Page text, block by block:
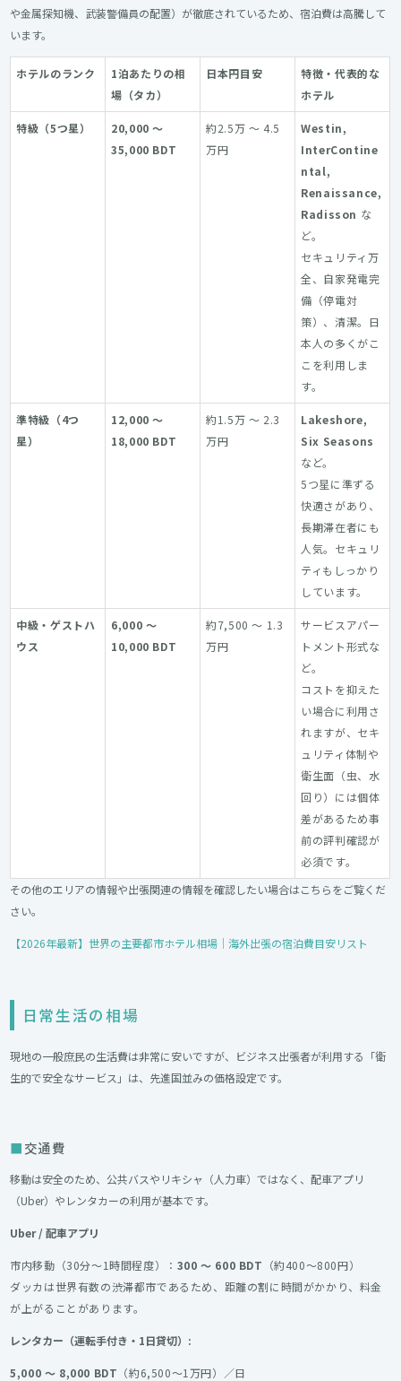
や金属探知機、武装警備員の配置）が徹底されているため、宿泊費は高騰して
います。
ホテルのランク
1泊あたりの相
場（タカ）
日本円目安
特徴・代表的な
ホテル
特級（5つ星）
20,000 〜
35,000 BDT
約2.5万 〜 4.5
万円
Westin,
InterContine
ntal,
Renaissance,
Radisson な
ど。
セキュリティ万
全、自家発電完
備（停電対
策）、清潔。日
本人の多くがこ
こを利用しま
す。
準特級（4つ
星）
12,000 〜
18,000 BDT
約1.5万 〜 2.3
万円
Lakeshore,
Six Seasons
など。
5つ星に準ずる
快適さがあり、
長期滞在者にも
人気。セキュリ
ティもしっかり
しています。
中級・ゲストハ
ウス
6,000 〜
10,000 BDT
約7,500 〜 1.3
万円
サービスアパー
トメント形式な
ど。
コストを抑えた
い場合に利用さ
れますが、セキ
ュリティ体制や
衛生面（虫、水
回り）には個体
差があるため事
前の評判確認が
必須です。
その他のエリアの情報や出張関連の情報を確認したい場合はこちらをご覧くだ
さい。
【2026年最新】世界の主要都市ホテル相場｜海外出張の宿泊費目安リスト
日常生活の相場
現地の一般庶民の生活費は非常に安いですが、ビジネス出張者が利用する「衛
生的で安全なサービス」は、先進国並みの価格設定です。
交通費
移動は安全のため、公共バスやリキシャ（人力車）ではなく、配車アプリ
（Uber）やレンタカーの利用が基本です。
Uber / 配車アプリ
市内移動（30分〜1時間程度）： 300 〜 600 BDT （約400〜800円）
ダッカは世界有数の渋滞都市であるため、距離の割に時間がかかり、料金
が上がることがあります。
レンタカー（運転手付き・1日貸切）:
5,000 〜 8,000 BDT （約6,500〜1万円）／日